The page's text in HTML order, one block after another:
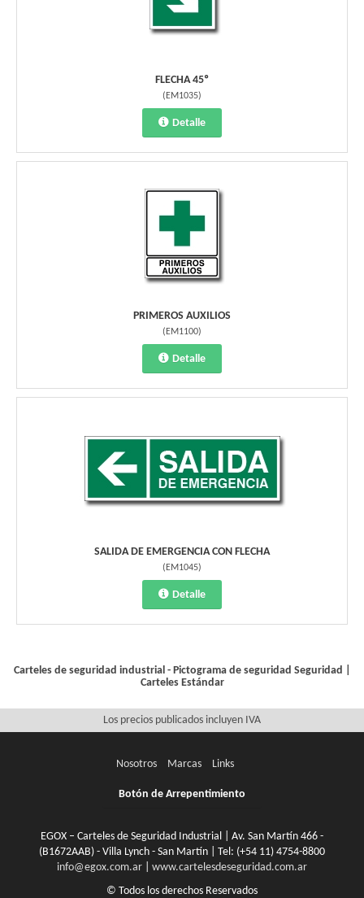
FLECHA 45º
( EM1035)
Detalle
PRIMEROS AUXILIOS
( EM1100)
Detalle
SALIDA DE EMERGENCIA CON FLECHA
( EM1045)
Detalle
Carteles de seguridad industrial - Pictograma de seguridad Seguridad
Carteles Estándar
Los precios publicados incluyen IVA
Nosotros Marcas Links
Botón de Arrepentimiento
EGOX – Carteles de Seguridad Industrial | Av. San Martín 466 -
(B1672AAB) - Villa Lynch - San Martín | Tel: (+54 11) 4754-8800
info@egox.com.ar
www.cartelesdeseguridad.com.ar
© Todos los derechos Reservados